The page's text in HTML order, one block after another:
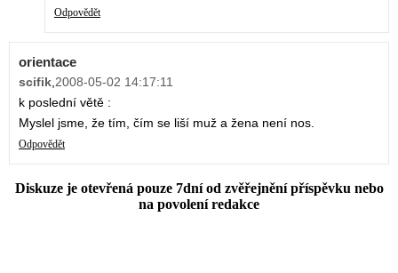
Odpovědět
orientace
scifik,2008-05-02 14:17:11
k poslední větě :
Myslel jsme, že tím, čím se liší muž a žena není nos.
Odpovědět
Diskuze je otevřená pouze 7dní od zvěřejnění příspěvku nebo
na povolení redakce